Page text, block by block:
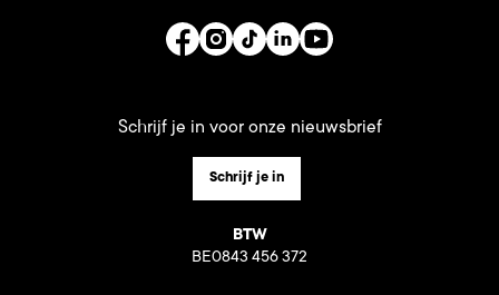
Schrijf je in voor onze nieuwsbrief
Schrijf je in
BTW
BE0843 456 372